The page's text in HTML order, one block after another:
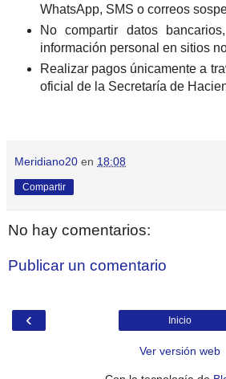
WhatsApp, SMS o correos
No compartir datos
información personal en sitios
Realizar pagos únicamente a
oficial de la Secretaría de
Meridiano20 en 18:08
Compartir
No hay comentarios:
Publicar un comentario
‹ Inicio
Ver versión web